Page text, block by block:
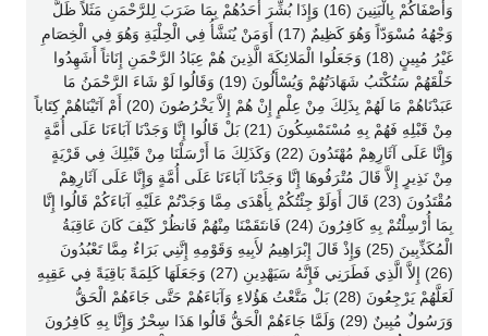
وَأَصْفَاكُمْ بِالْبَنِينَ (16) وَإِذَا بُشِّرَ أَحَدُهُمْ بِمَا ضَرَبَ لِلرَّحْمَنِ مَثَلاً ظَلَّ
وَجْهُهُ مُسْوَدّاً وَهُوَ كَظِيمٌ (17) أَوَمَنْ يُنَشَّأُ فِي الْحِلْيَةِ وَهُوَ فِي الْخِصَامِ
غَيْرُ مُبِينٍ (18) وَجَعَلُوا الْمَلائِكَةَ الَّذِينَ هُمْ عِبَادُ الرَّحْمَنِ إِنَاثاً أَشَهِدُوا
خَلْقَهُمْ سَتُكْتَبُ شَهَادَتُهُمْ وَيُسْأَلُونَ (19) وَقَالُوا لَوْ شَاءَ الرَّحْمَنُ مَا
عَبَدْنَاهُمْ مَا لَهُمْ بِذَلِكَ مِنْ عِلْمٍ إِنْ هُمْ إِلاَّ يَخْرُصُونَ (20) أَمْ آتَيْنَاهُمْ كِتَاباً
مِنْ قَبْلِهِ فَهُمْ بِهِ مُسْتَمْسِكُونَ (21) بَلْ قَالُوا إِنَّا وَجَدْنَا آبَاءَنَا عَلَى أُمَّةٍ
وَإِنَّا عَلَى آثَارِهِمْ مُهْتَدُونَ (22) وَكَذَلِكَ مَا أَرْسَلْنَا مِنْ قَبْلِكَ فِي قَرْيَةٍ
مِنْ نَذِيرٍ إِلاَّ قَالَ مُتْرَفُوهَا إِنَّا وَجَدْنَا آبَاءَنَا عَلَى أُمَّةٍ وَإِنَّا عَلَى آثَارِهِمْ
مُقْتَدُونَ (23) قَالَ أَوَلَوْ جِئْتُكُمْ بِأَهْدَى مِمَّا وَجَدْتُمْ عَلَيْهِ آبَاءَكُمْ قَالُوا إِنَّا
بِمَا أُرْسِلْتُمْ بِهِ كَافِرُونَ (24) فَانتَقَمْنَا مِنْهُمْ فَانظُرْ كَيْفَ كَانَ عَاقِبَةُ
الْمُكَذِّبِينَ (25) وَإِذْ قَالَ إِبْرَاهِيمُ لأَبِيهِ وَقَوْمِهِ إِنَّنِي بَرَاءٌ مِمَّا تَعْبُدُونَ
(26) إِلاَّ الَّذِي فَطَرَنِي فَإِنَّهُ سَيَهْدِينِ (27) وَجَعَلَهَا كَلِمَةً بَاقِيَةً فِي عَقِبِهِ
لَعَلَّهُمْ يَرْجِعُونَ (28) بَلْ مَتَّعْتُ هَؤُلاءِ وَآبَاءَهُمْ حَتَّى جَاءَهُمْ الْحَقُّ
وَرَسُولٌ مُبِينٌ (29) وَلَمَّا جَاءَهُمْ الْحَقُّ قَالُوا هَذَا سِحْرٌ وَإِنَّا بِهِ كَافِرُونَ